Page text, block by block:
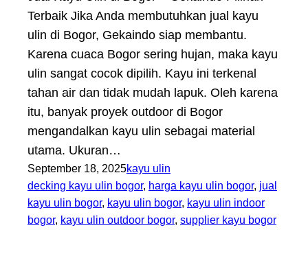
Terbaik Jika Anda membutuhkan jual kayu
ulin di Bogor, Gekaindo siap membantu.
Karena cuaca Bogor sering hujan, maka kayu
ulin sangat cocok dipilih. Kayu ini terkenal
tahan air dan tidak mudah lapuk. Oleh karena
itu, banyak proyek outdoor di Bogor
mengandalkan kayu ulin sebagai material
utama. Ukuran…
September 18, 2025kayu ulin
decking kayu ulin bogor, harga kayu ulin bogor, jual
kayu ulin bogor, kayu ulin bogor, kayu ulin indoor
bogor, kayu ulin outdoor bogor, supplier kayu bogor